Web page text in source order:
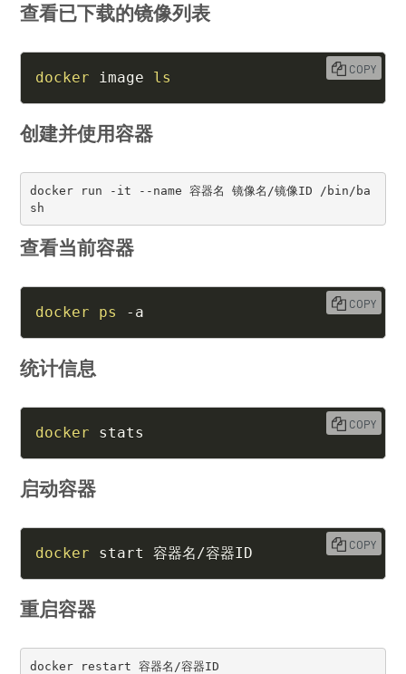
查看已下载的镜像列表
docker image ls COPY
创建并使用容器
docker run -it --name 容器名 镜像名/镜像ID /bin/ba
sh
查看当前容器
docker ps -a COPY
统计信息
docker stats COPY
启动容器
docker start 容器名/容器ID COPY
重启容器
docker restart 容器名/容器ID